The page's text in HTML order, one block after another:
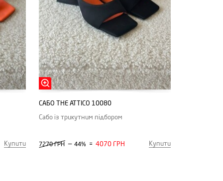
Купити
САБО THE ATTICO 10080
Сабо із трикутним підбором
7270 ГРН — 44% = 4070 ГРН Купити